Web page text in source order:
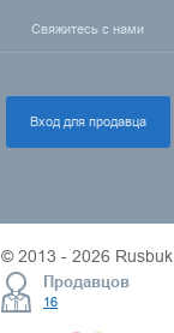
Свяжитесь с нами
Вход для продавца
© 2013 - 2026 Rusbuk
Продавцов
16